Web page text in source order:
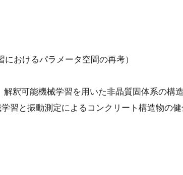
おけるパラメータ空間の再考）
釈可能機械学習を用いた非晶質固体系の構
習と振動測定によるコンクリート構造物の健